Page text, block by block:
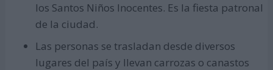
los Santos Niños Inocentes. Es la fiesta patronal
de la ciudad.
Las personas se trasladan desde diversos
lugares del país y llevan carrozas o canastos